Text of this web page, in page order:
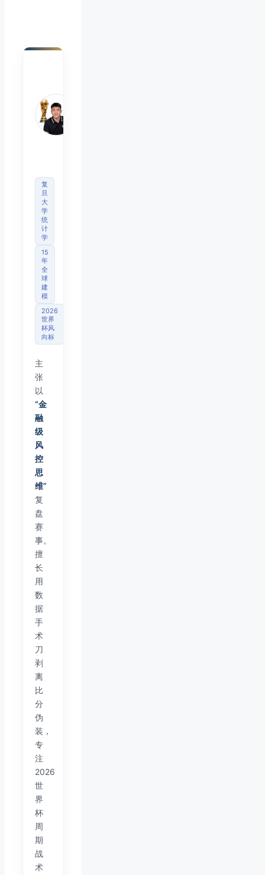
复
旦
大
学
统
计
学
15
年
全
球
建
模
2026
世界
杯风
向标
主
张
以
“金
融
级
风
控
思
维”
复
盘
赛
事。
擅
长
用
数
据
手
术
刀
剥
离
比
分
伪
装，
专
注
2026
世
界
杯
周
期
战
术